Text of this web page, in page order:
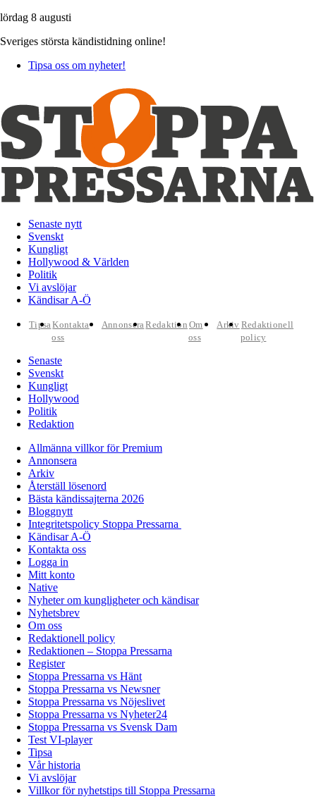
lördag 8 augusti
Sveriges största kändistidning online!
Tipsa oss om nyheter!
Senaste nytt
Svenskt
Kungligt
Hollywood & Världen
Politik
Vi avslöjar
Kändisar A-Ö
TipsaKontakta
oss
AnnonseraRedaktion Om
oss
Arkiv Redaktionell
policy
Senaste
Svenskt
Kungligt
Hollywood
Politik
Redaktion
Allmänna villkor för Premium
Annonsera
Arkiv
Återställ lösenord
Bästa kändissajterna 2026
Bloggnytt
Integritetspolicy Stoppa Pressarna
Kändisar A-Ö
Kontakta oss
Logga in
Mitt konto
Native
Nyheter om kungligheter och kändisar
Nyhetsbrev
Om oss
Redaktionell policy
Redaktionen – Stoppa Pressarna
Register
Stoppa Pressarna vs Hänt
Stoppa Pressarna vs Newsner
Stoppa Pressarna vs Nöjeslivet
Stoppa Pressarna vs Nyheter24
Stoppa Pressarna vs Svensk Dam
Test VI-player
Tipsa
Vår historia
Vi avslöjar
Villkor för nyhetstips till Stoppa Pressarna